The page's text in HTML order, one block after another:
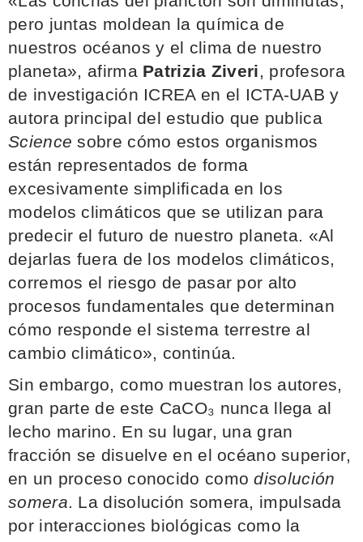
pero juntas moldean la química de
nuestros océanos y el clima de nuestro
planeta», afirma Patrizia Ziveri , profesora
de investigación ICREA en el ICTA-UAB y
autora principal del estudio que publica
Science sobre cómo estos organismos
están representados de forma
excesivamente simplificada en los
modelos climáticos que se utilizan para
predecir el futuro de nuestro planeta. «Al
dejarlas fuera de los modelos climáticos,
corremos el riesgo de pasar por alto
procesos fundamentales que determinan
cómo responde el sistema terrestre al
cambio climático», continúa.
Sin embargo, como muestran los autores,
gran parte de este CaCO₃ nunca llega al
lecho marino. En su lugar, una gran
fracción se disuelve en el océano superior,
en un proceso conocido comodisolución
somera. La disolución somera, impulsada
por interacciones biológicas como la